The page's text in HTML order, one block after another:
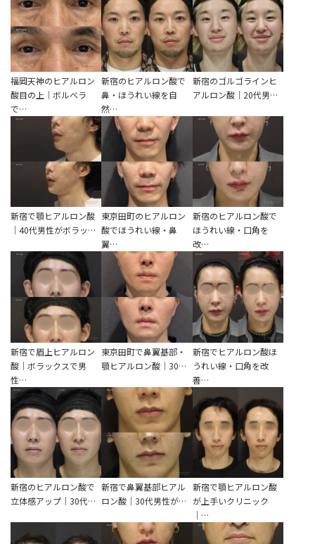
額
こめかみ
眉間
眉上
目の上
眼窩縁（目の下）
ゴルゴライン
鼻
ほうれい線
鼻翼基部
唇
口角
顎
首
ヒアルロン酸リフトアッ
プ
立ち耳
鎖骨
リジュラン
ゴウリ
糸リフト
目の下のクマ取り
その他
Gender
性別から探す
女性
男性
その他
Age
年代から探す
10代
20代
30代
40代
50代
60代
70代
福岡天神のヒアルロン
酸目の上｜ボルベラ
で…
新宿のヒアルロン酸で
鼻・ほうれい線を自
然…
新宿のゴルゴラインヒ
アルロン酸｜20代男…
新宿で顎ヒアルロン酸
｜40代男性がボラッ…
東京田町のヒアルロン
酸でほうれい線・鼻
翼…
新宿のヒアルロン酸で
ほうれい線・口角を
改…
新宿で眉上ヒアルロン
酸｜ボラックスで男
性…
東京田町で鼻翼基部・
顎ヒアルロン酸｜30…
新宿でヒアルロン酸ほ
うれい線・口角を改
善…
新宿のヒアルロン酸で
立体感アップ｜30代…
新宿で鼻翼基部ヒアル
ロン酸｜30代男性が…
新宿で顎ヒアルロン酸
が上手いクリニック
｜…